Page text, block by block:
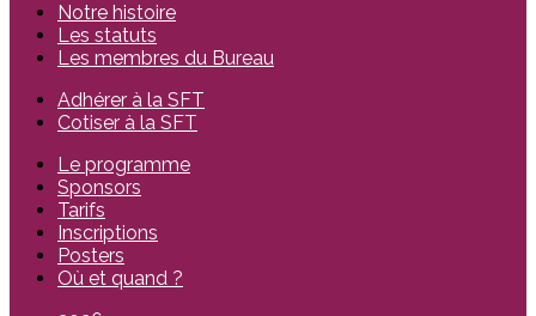
Notre histoire
Les statuts
Les membres du Bureau
Adhérer à la SFT
Cotiser à la SFT
Le programme
Sponsors
Tarifs
Inscriptions
Posters
Où et quand ?